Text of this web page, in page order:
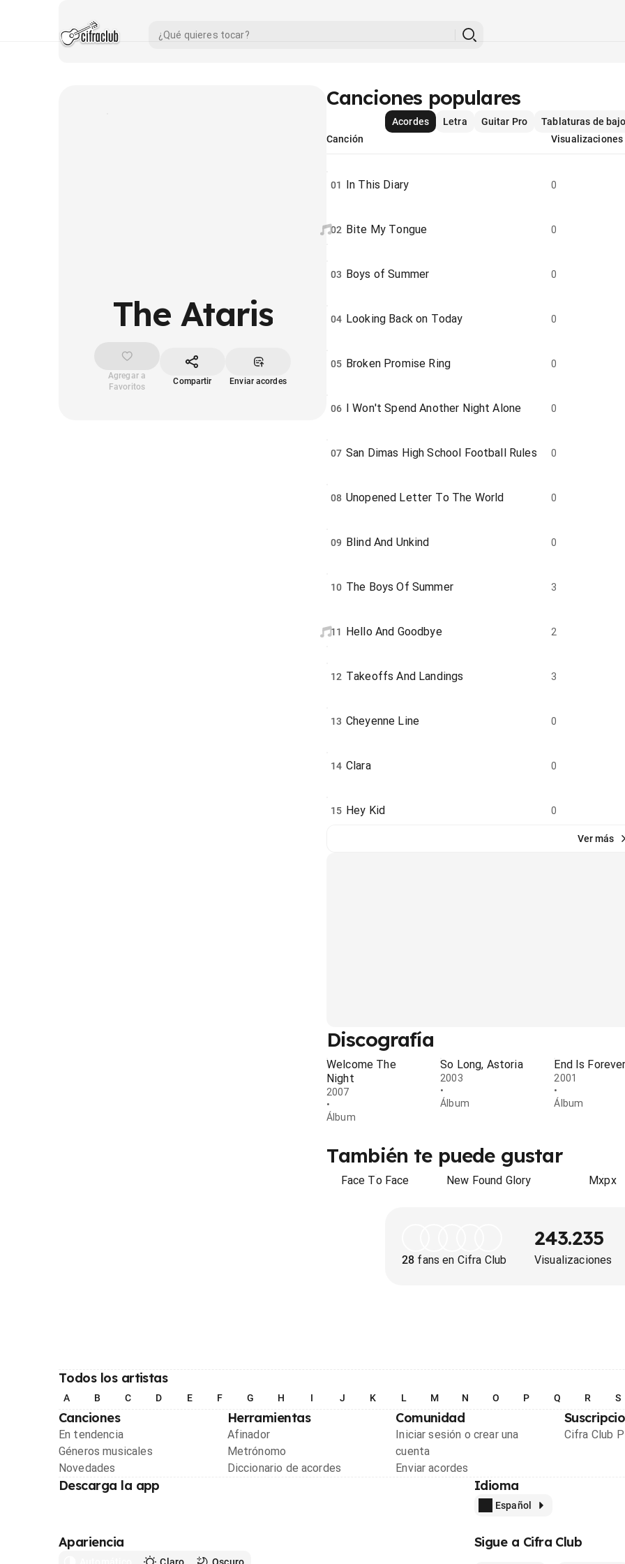
The Ataris
Agregar a
Favoritos
Compartir Enviar acordes
Canciones populares
Acordes Letra Guitar Pro
Tablaturas de bajo
Canción
Visualizaciones
01 In This Diary 0
02 Bite My Tongue 0
03 Boys of Summer 0
04 Looking Back on Today 0
05 Broken Promise Ring 0
06 I Won't Spend Another Night Alone 0
07 San Dimas High School Football Rules 0
08 Unopened Letter To The World 0
09 Blind And Unkind 0
10 The Boys Of Summer 3
11 Hello And Goodbye 2
12 Takeoffs And Landings 3
13 Cheyenne Line 0
14 Clara 0
15 Hey Kid 0
Ver más
Discografía
Welcome The
Night
2007
•
Álbum
So Long, Astoria
2003
•
Álbum
End Is Forever
2001
•
Álbum
También te puede gustar
Face To Face New Found Glory Mxpx
28 fans en Cifra Club
243.235
Visualizaciones
Todos los artistas
A B C D E F G H I J K L M N O P Q R S
Canciones
En tendencia
Géneros musicales
Novedades
Herramientas
Afinador
Metrónomo
Diccionario de acordes
Comunidad
Iniciar sesión o crear una
cuenta
Enviar acordes
Cifra Club
Descarga la app Idioma
Español
Apariencia Sigue a Cifra Club